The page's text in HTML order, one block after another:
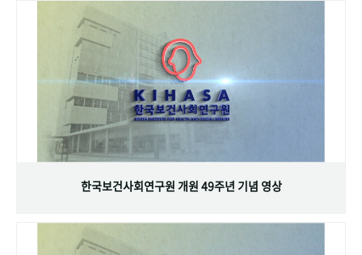
기록물 아카이브
사진 아카이브 문서 기록물 행정박물 영상 기록물
주년 기념
성과 50선 숫자로 보는 50년
VR 역사관
한국보건사회연구원 개원 49주년 기념 영상